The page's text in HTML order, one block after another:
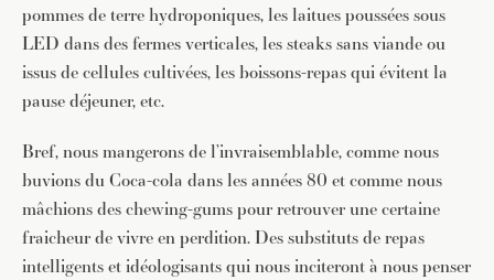
pommes de terre hydroponiques, les laitues poussées sous
LED dans des fermes verticales, les steaks sans viande ou
issus de cellules cultivées, les boissons-repas qui évitent la
pause déjeuner, etc.
Bref, nous mangerons de l’invraisemblable, comme nous
buvions du Coca-cola dans les années 80 et comme nous
mâchions des chewing-gums pour retrouver une certaine
fraicheur de vivre en perdition. Des substituts de repas
intelligents et idéologisants qui nous inciteront à nous penser